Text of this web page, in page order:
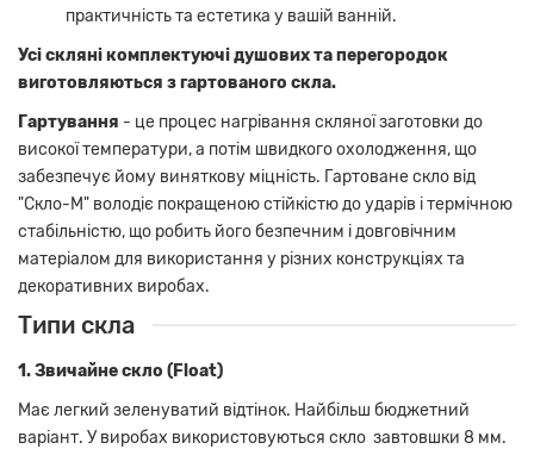
практичність та естетика у вашій ванній.
Усі скляні комплектуючі душових та перегородок
виготовляються з гартованого скла.
Гартування - це процес нагрівання скляної заготовки до
високої температури, а потім швидкого охолодження, що
забезпечує йому виняткову міцність. Гартоване скло від
"Скло-М" володіє покращеною стійкістю до ударів і термічною
стабільністю, що робить його безпечним і довговічним
матеріалом для використання у різних конструкціях та
декоративних виробах.
Типи скла
1. Звичайне скло (Float)
Має легкий зеленуватий відтінок. Найбільш бюджетний
варіант. У виробах використовуються скло завтовшки 8 мм.